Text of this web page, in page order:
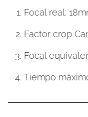
Focal real:
Factor crop
Focal
Tiempo